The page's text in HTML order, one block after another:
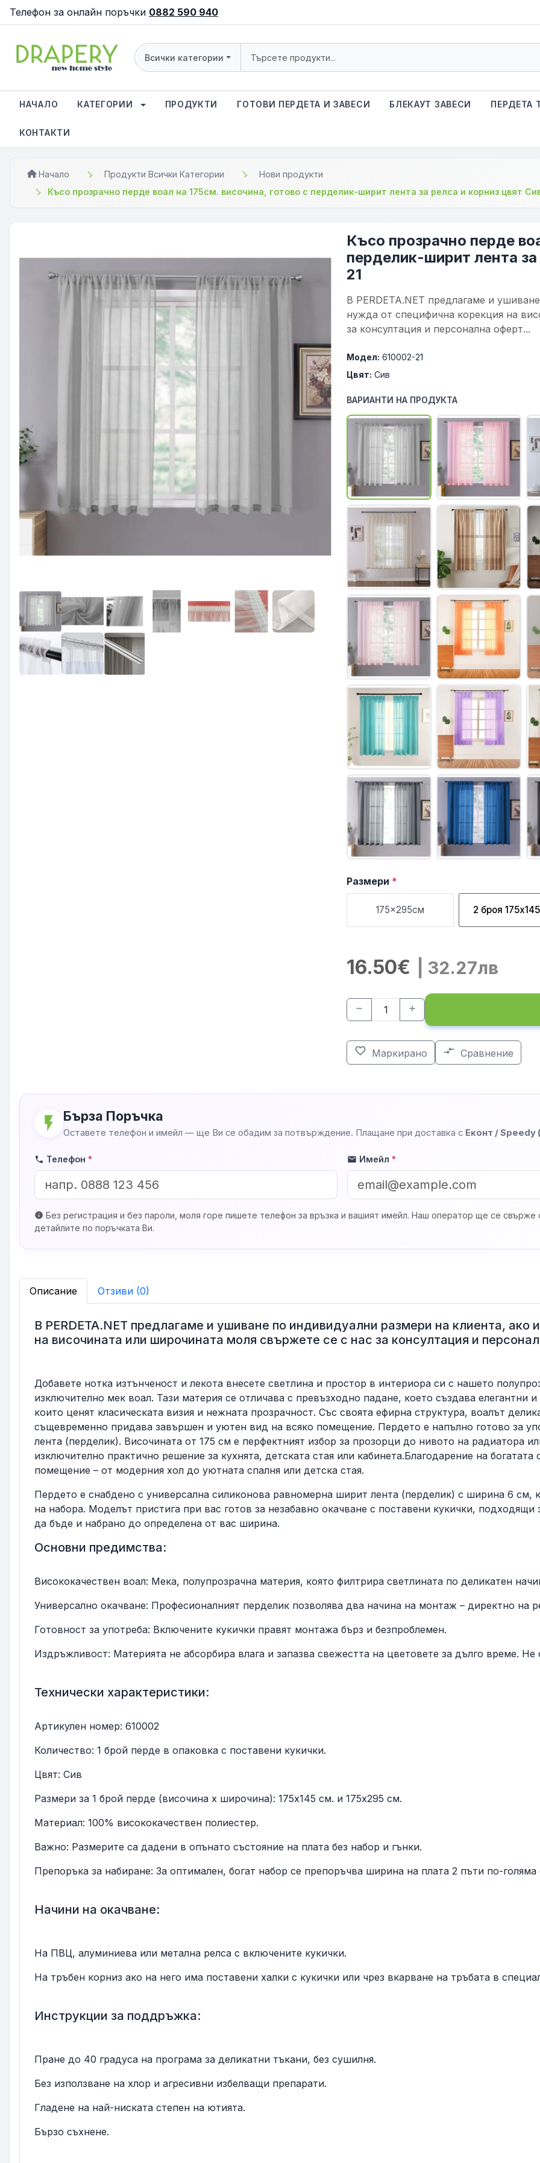
Телефон за онлайн поръчки 0882 590 940
Всички категории
НАЧАЛО КАТЕГОРИИ ПРОДУКТИ ГОТОВИ ПЕРДЕТА И ЗАВЕСИ БЛЕКАУТ ЗАВЕСИ ПЕРДЕТА
КОНТАКТИ
Начало Продукти Всички Категории
Нови продукти
Късо прозрачно перде воал на 175см. височина, готово с перделик-ширит лента за релса и корниз цвят
Късо прозрачно перде
перделик-ширит лента
21
В PERDETA.NET предлагаме и
нужда от специфична корекция на
за консултация и персонална оферт...
Модел: 610002-21
Цвят: Сив
ВАРИАНТИ НА ПРОДУКТА
Размери *
175x295см 2 броя
16.50€ | 32.27лв
remove add
favorite_border Маркирано compare_arrows Сравнение
flash_on Бърза Поръчка
Оставете телефон и имейл — ще Ви се обадим за потвърждение. Плащане при доставка с Еконт / Speedy
phone Телефон * mail Имейл*
info Без регистрация и без пароли, моля горе пишете телефон за връзка и вашият имейл. Наш оператор ще се свърже
детайлите по поръчката Ви.
Описание Отзиви (0)
В PERDETA.NET предлагаме и ушиване по индивидуални размери на клиента,
на височината или широчината моля свържете се с нас за консултация и
Добавете нотка изтънченост и лекота внесете светлина и простор в интериора си с нашето
изключително мек воал. Тази материя се отличава с превъзходно падане, което създава елегантни
които ценят класическата визия и нежната прозрачност. Със своята ефирна структура, воалът
същевременно придава завършен и уютен вид на всяко помещение. Пердето е напълно готово за
лента (перделик). Височината от 175 см е перфектният избор за прозорци до нивото на радиатора
изключително практично решение за кухнята, детската стая или кабинета.Благодарение на
помещение – от модерния хол до уютната спалня или детска стая.
Пердето е снабдено с универсална силиконова равномерна ширит лента (перделик) с ширина 6 см,
на набора. Моделът пристига при вас готов за незабавно окачване с поставени кукички,
да бъде и набрано до определена от вас ширина.
Основни предимства:
Висококачествен воал: Мека, полупрозрачна материя, която филтрира светлината по деликатен
Универсално окачване: Професионалният перделик позволява два начина на монтаж – директно на
Готовност за употреба: Включените кукички правят монтажа бърз и безпроблемен.
Издръжливост: Материята не абсорбира влага и запазва свежестта на цветовете за дълго време. Не
Технически характеристики:
Артикулен номер: 610002
Количество: 1 брой перде в опаковка с поставени кукички.
Цвят: Сив
Размери за 1 брой перде (височина x широчина): 175х145 см. и 175х295 см.
Материал: 100% висококачествен полиестер.
Важно: Размерите са дадени в опънато състояние на плата без набор и гънки.
Препоръка за набиране: За оптимален, богат набор се препоръчва ширина на плата 2 пъти по-
Начини на окачване:
На ПВЦ, алуминиева или метална релса с включените кукички.
На тръбен корниз ако на него има поставени халки с кукички или чрез вкарване на тръбата в
Инструкции за поддръжка:
Пране до 40 градуса на програма за деликатни тъкани, без сушилня.
Без използване на хлор и агресивни избелващи препарати.
Гладене на най-ниската степен на ютията.
Бързо съхнене.